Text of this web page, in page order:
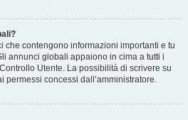
che contengono informazioni importanti e tu
annunci globali appaiono in cima a tutti i
Utente. La possibilità di scrivere su
concessi dall’amministratore.